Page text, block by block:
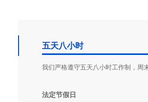
五天八小时
我们严格遵守五天八小时工作制，周
法定节假日